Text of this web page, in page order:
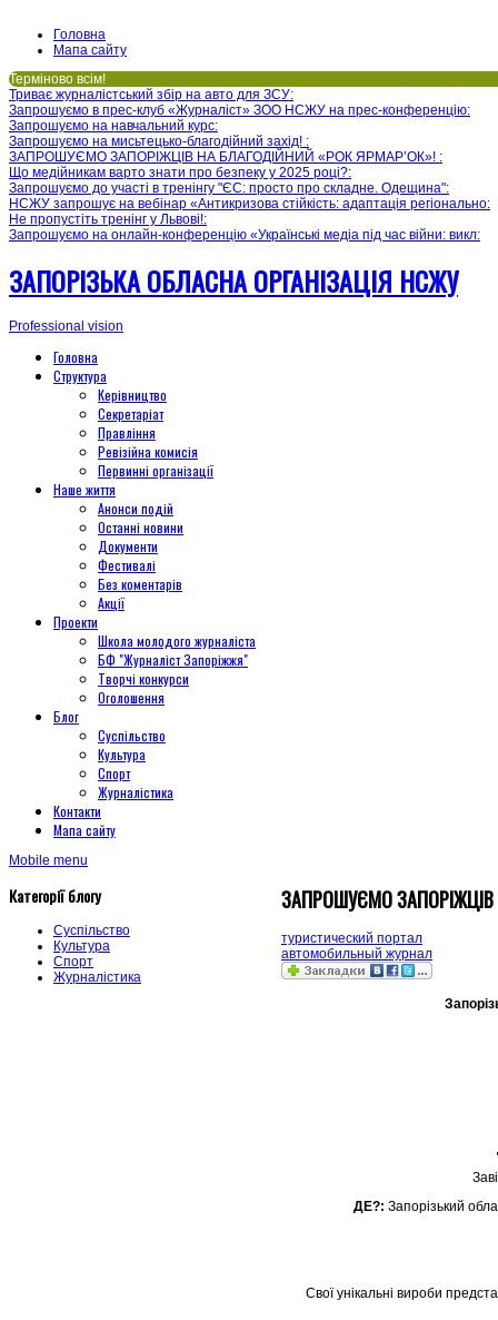
Головна
Мапа сайту
Терміново всім!
Триває журналістський збір на авто для ЗСУ:
Запрошуємо в прес-клуб «Журналіст» ЗОО НСЖУ на прес-конференцію:
Запрошуємо на навчальний курс:
Запрошуємо на мисьтецько-благодійний захід! :
ЗАПРОШУЄМО ЗАПОРІЖЦІВ НА БЛАГОДІЙНИЙ «РОК ЯРМАР’ОК»! :
Що медійникам варто знати про безпеку у 2025 році?:
Запрошуємо до участі в тренінгу "ЄС: просто про складне. Одещина":
НСЖУ запрошує на вебінар «Антикризова стійкість: адаптація регіонально:
Не пропустіть тренінг у Львові!:
Запрошуємо на онлайн-конференцію «Українські медіа під час війни: викл:
ЗАПОРІЗЬКА ОБЛАСНА ОРГАНІЗАЦІЯ НСЖУ
Professional vision
Головна
Структура
Керівництво
Секретаріат
Правління
Ревізійна комисія
Первинні організації
Наше життя
Анонси подій
Останні новини
Документи
Фестивалі
Без коментарів
Акції
Проекти
Школа молодого журналіста
БФ "Журналіст Запоріжжя"
Творчі конкурси
Оголошення
Блог
Суспільство
Культура
Спорт
Журналістика
Контакти
Мапа сайту
Mobile menu
Категорії блогу
Суспільство
Культура
Спорт
Журналістика
ЗАПРОШУЄМО
туристический портал
автомобильный журнал
ДЕ?: Запорізький
Свої унікальні вироби